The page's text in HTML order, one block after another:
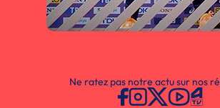
Ne ratez pas notre actu sur nos